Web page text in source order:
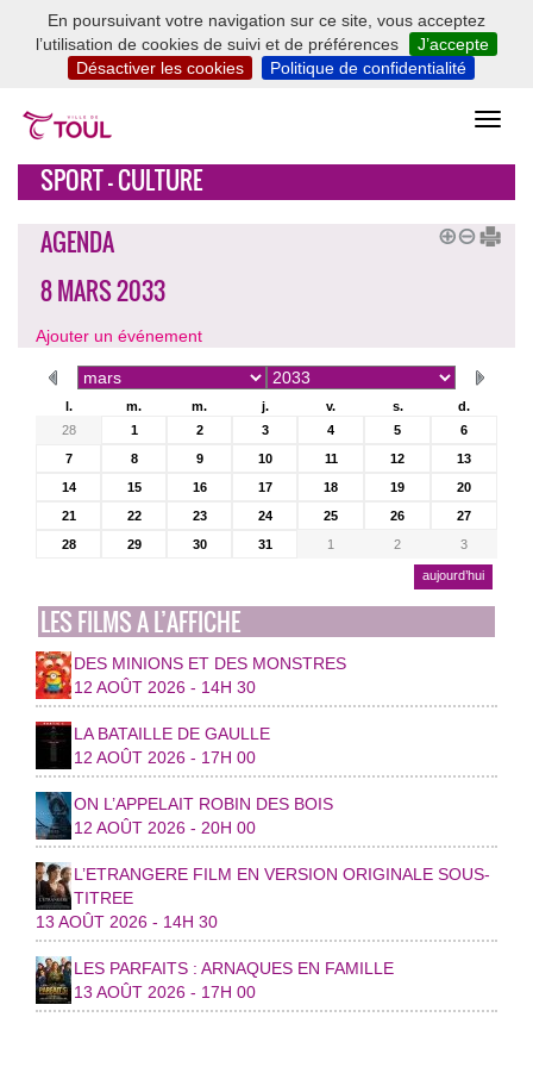
En poursuivant votre navigation sur ce site, vous acceptez
l’utilisation de cookies de suivi et de préférences
J’accepte
Désactiver les cookies
Politique de confidentialité
SPORT - CULTURE
AGENDA
8 MARS 2033
Ajouter un événement
l. m. m. j. v. s.
d.
28
1 2 3 4 5
6
7
8 9 10 11 12
13
14
15 16 17 18 19
20
21
22 23 24 25 26
27
28
29 30 31 1 2 3
aujourd’hui
LES FILMS A L’AFFICHE
DES MINIONS ET DES MONSTRES
12 AOÛT 2026 - 14H 30
LA BATAILLE DE GAULLE
12 AOÛT 2026 - 17H 00
ON L’APPELAIT ROBIN DES BOIS
12 AOÛT 2026 - 20H 00
L’ETRANGERE FILM EN VERSION ORIGINALE SOUS-
TITREE
13 AOÛT 2026 - 14H 30
LES PARFAITS : ARNAQUES EN FAMILLE
13 AOÛT 2026 - 17H 00